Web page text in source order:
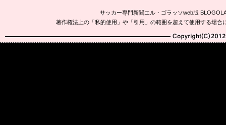
サッカー専門新聞エル・ゴラッソweb版
著作権法上の「私的使用」や「引用」の範囲を超えて使用する場
Copyright(C)2010-